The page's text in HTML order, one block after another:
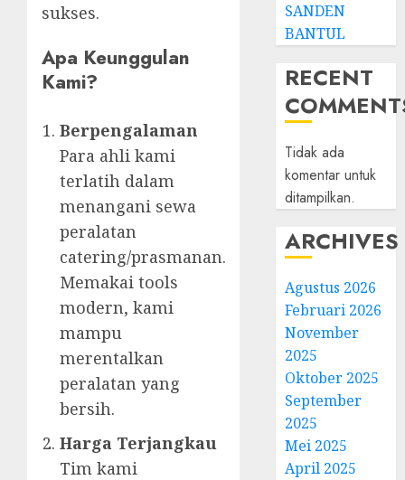
sukses.
Apa Keunggulan
Kami?
Berpengalaman
Para ahli kami
terlatih dalam
menangani sewa
peralatan
catering/prasmanan.
Memakai tools
modern, kami
mampu
merentalkan
peralatan yang
bersih.
Harga Terjangkau
Tim kami
SANDEN
BANTUL
RECENT
Tidak ada
komentar untuk
ditampilkan.
ARCHIVES
Agustus 2026
Februari 2026
November
2025
Oktober 2025
September
2025
Mei 2025
April 2025